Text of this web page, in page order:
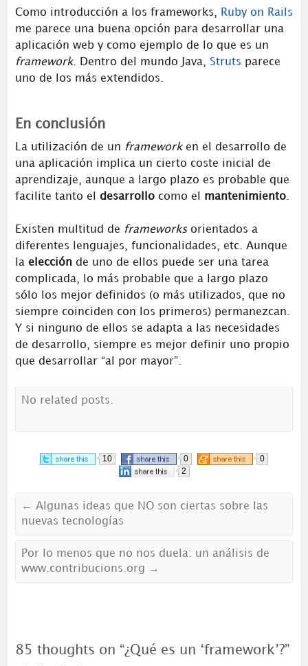
Como introducción a los frameworks, Ruby on Rails
me parece una buena opción para desarrollar una
aplicación web y como ejemplo de lo que es un
framework. Dentro del mundo Java, Struts parece
uno de los más extendidos.
En conclusión
La utilización de un frameworken el desarrollo de
una aplicación implica un cierto coste inicial de
aprendizaje, aunque a largo plazo es probable que
facilite tanto el desarrollo como el mantenimiento.
Existen multitud de frameworks orientados a
diferentes lenguajes, funcionalidades, etc. Aunque
la elección de uno de ellos puede ser una tarea
complicada, lo más probable que a largo plazo
sólo los mejor definidos (o más utilizados, que no
siempre coinciden con los primeros) permanezcan.
Y si ninguno de ellos se adapta a las necesidades
de desarrollo, siempre es mejor definir uno propio
que desarrollar “al por mayor”.
No related posts.
10 0
0
2
← Algunas ideas que NO son ciertas sobre las
nuevas tecnologías
Por lo menos que no nos duela: un análisis de
www.contribucions.org →
85 thoughts on “¿Qué es un ‘framework’?”